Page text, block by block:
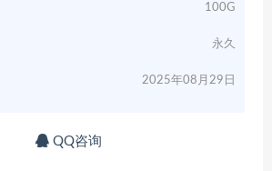
100G
永久
2025年08月29日
QQ咨询